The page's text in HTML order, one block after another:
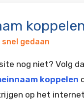
koppelen
snel gedaan
nog niet? Volg
koppelen
op het